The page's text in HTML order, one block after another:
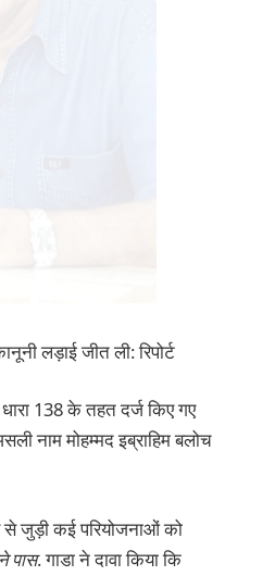
लड़ाई जीत ली: रिपोर्ट
138 के तहत दर्ज किए गए
नाम मोहम्मद इब्राहिम बलोच
जुड़ी कई परियोजनाओं को
पास. गाडा ने दावा किया कि